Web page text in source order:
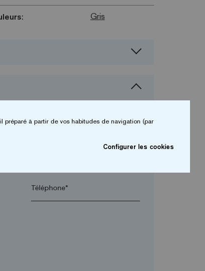
Gris
Téléphone*
préparé à partir de vos habitudes de navigation (par
Configurer les cookies